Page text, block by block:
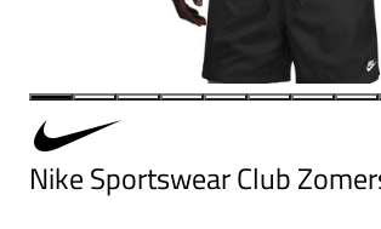
Nike Sportswear Club